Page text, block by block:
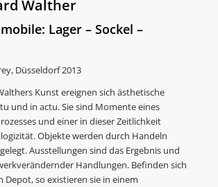
Walther
Lager – Sockel –
Düsseldorf 2013
Kunst ereignen sich ästhetische
und in actu. Sie sind Momente eines
und einer in dieser Zeitlichkeit
Objekte werden durch Handeln
Ausstellungen sind das Ergebnis und
Handlungen. Befinden sich
Depot, so existieren sie in einem